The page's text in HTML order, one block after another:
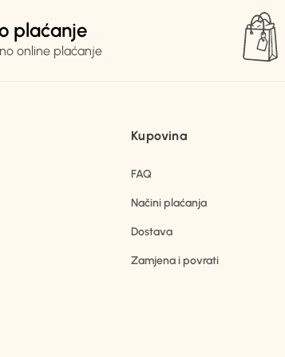
plaćanje
online plaćanje
Kupovina
FAQ
Načini plaćanja
Dostava
Zamjena i povrati